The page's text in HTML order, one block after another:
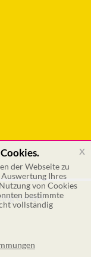
GmbH
der Webseite zu
Ihres
von Cookies
bestimmte
vollständig
x